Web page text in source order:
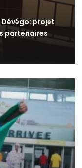
projet
partenaires